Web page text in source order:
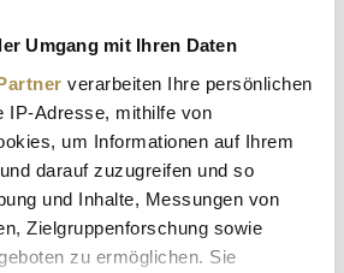
Umgang mit Ihren Daten
verarbeiten Ihre persönlichen
IP-Adresse, mithilfe von
um Informationen auf Ihrem
darauf zuzugreifen und so
und Inhalte, Messungen von
Zielgruppenforschung sowie
zu ermöglichen. Sie